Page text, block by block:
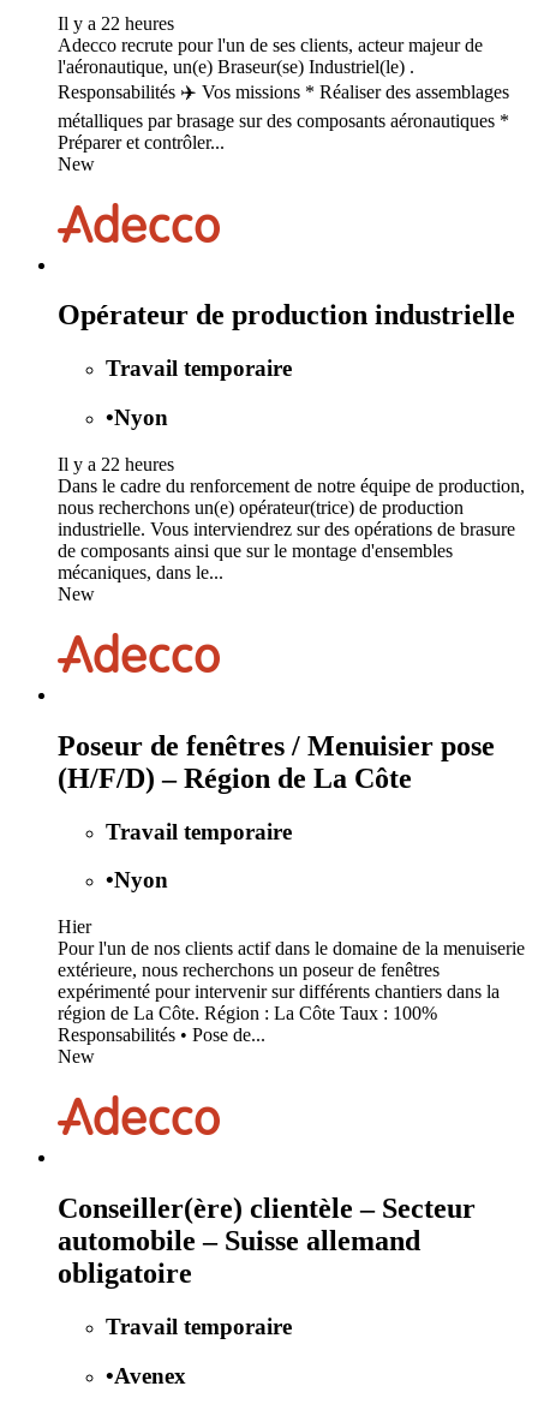
Il y a 22 heures
Adecco recrute pour l'un de ses clients, acteur majeur de
l'aéronautique, un(e) Braseur(se) Industriel(le) .
Responsabilités ✈️ Vos missions * Réaliser des assemblages
métalliques par brasage sur des composants aéronautiques *
Préparer et contrôler...
New
Opérateur de production industrielle
Travail temporaire
•Nyon
Il y a 22 heures
Dans le cadre du renforcement de notre équipe de production,
nous recherchons un(e) opérateur(trice) de production
industrielle. Vous interviendrez sur des opérations de brasure
de composants ainsi que sur le montage d'ensembles
mécaniques, dans le...
New
Poseur de fenêtres / Menuisier pose
(H/F/D) – Région de La Côte
Travail temporaire
•Nyon
Hier
Pour l'un de nos clients actif dans le domaine de la menuiserie
extérieure, nous recherchons un poseur de fenêtres
expérimenté pour intervenir sur différents chantiers dans la
région de La Côte. Région : La Côte Taux : 100%
Responsabilités • Pose de...
New
Conseiller(ère) clientèle – Secteur
automobile – Suisse allemand
obligatoire
Travail temporaire
•Avenex